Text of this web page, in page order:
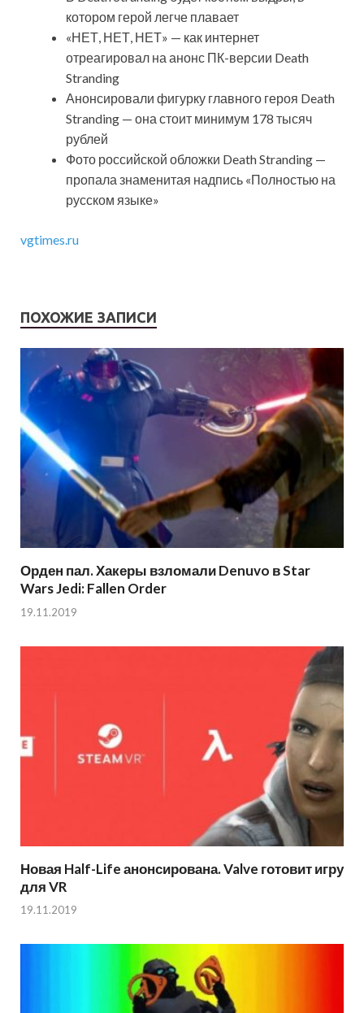
котором герой легче плавает
«НЕТ, НЕТ, НЕТ» — как интернет
отреагировал на анонс ПК-версии Death
Stranding
Анонсировали фигурку главного героя Death
Stranding — она стоит минимум 178 тысяч
рублей
Фото российской обложки Death Stranding —
пропала знаменитая надпись «Полностью на
русском языке»
vgtimes.ru
ПОХОЖИЕ ЗАПИСИ
Орден пал. Хакеры взломали Denuvo в Star
Wars Jedi: Fallen Order
19.11.2019
Новая Half-Life анонсирована. Valve готовит игру
для VR
19.11.2019